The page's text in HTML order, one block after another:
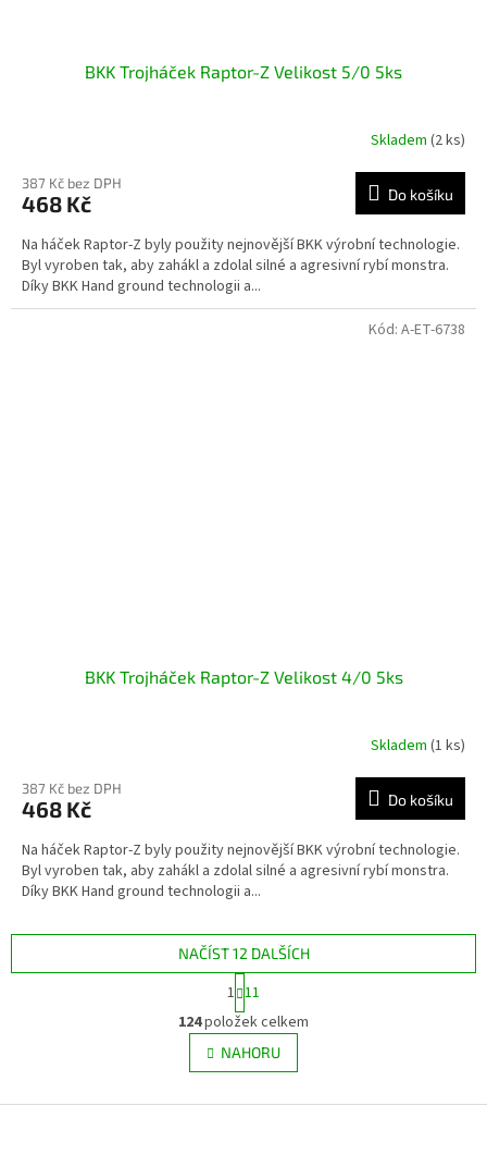
BKK Trojháček Raptor-Z Velikost 5/0 5ks
Skladem (2 ks)
387 Kč bez DPH
468 Kč Do košíku
Na háček Raptor-Z byly použity nejnovější BKK výrobní technologie.
Byl vyroben tak, aby zahákl a zdolal silné a agresivní rybí monstra.
Díky BKK Hand ground technologii a...
BKK Trojháček Raptor-Z Velikost 4/0 5ks
Skladem (1 ks)
387 Kč bez DPH
468 Kč Do košíku
Na háček Raptor-Z byly použity nejnovější BKK výrobní technologie.
Byl vyroben tak, aby zahákl a zdolal silné a agresivní rybí monstra.
Díky BKK Hand ground technologii a...
Kód: A-ET-6738
O
v
l
á
NAČÍST 12 DALŠÍCH
S
t
r
á
n
k
v
1 11
124položek celkem
NAHORU